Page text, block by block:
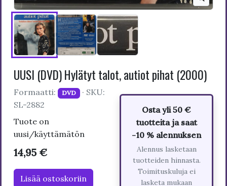
UUSI (DVD) Hylätyt talot, autiot pihat (2000)
Formaatti: DVD · SKU:
SL-2882
Tuote on
uusi/käyttämätön
14,95 €
Lisää ostoskoriin
Osta yli 50 €
tuotteita ja saat
-10 % alennuksen
Alennus lasketaan
tuotteiden hinnasta.
Toimituskuluja ei
lasketa mukaan